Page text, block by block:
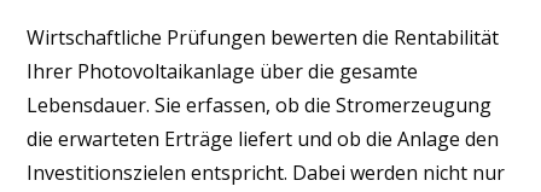
Wirtschaftliche Prüfungen bewerten die Rentabilität
Ihrer Photovoltaikanlage über die gesamte
Lebensdauer. Sie erfassen, ob die Stromerzeugung
die erwarteten Erträge liefert und ob die Anlage den
Investitionszielen entspricht. Dabei werden nicht nur